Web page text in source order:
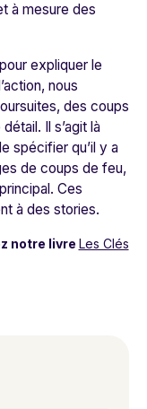
à mesure des
expliquer le
nous
des coups
Il s’agit là
spécifier qu’il y a
de coups de feu,
Ces
à des stories.
notre livre Les Clés